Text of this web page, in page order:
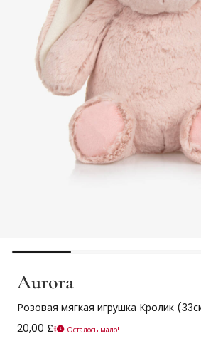
Aurora
Розовая мягкая игрушка Кролик
20,00 £
Осталось мало!